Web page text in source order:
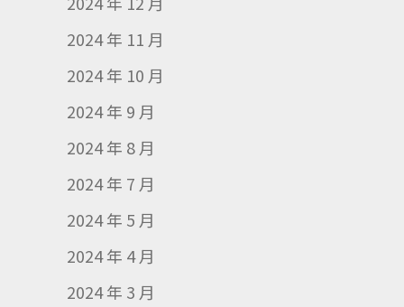
2024 年 11 月
2024 年 10 月
2024 年 9 月
2024 年 8 月
2024 年 7 月
2024 年 5 月
2024 年 4 月
2024 年 3 月